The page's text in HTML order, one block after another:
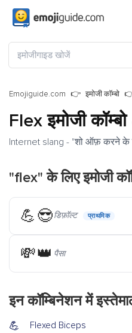
Emojiguide.com इमोजी कॉम्बो
Flex इमोजी कॉम्बो
Internet slang - "शो ऑफ़ करने के
"flex" के लिए इमोजी
💪😎डिफ़ॉल्ट प्राथमिक
💸👑 पैसा
इन कॉम्बिनेशन में
💪 Flexed Biceps